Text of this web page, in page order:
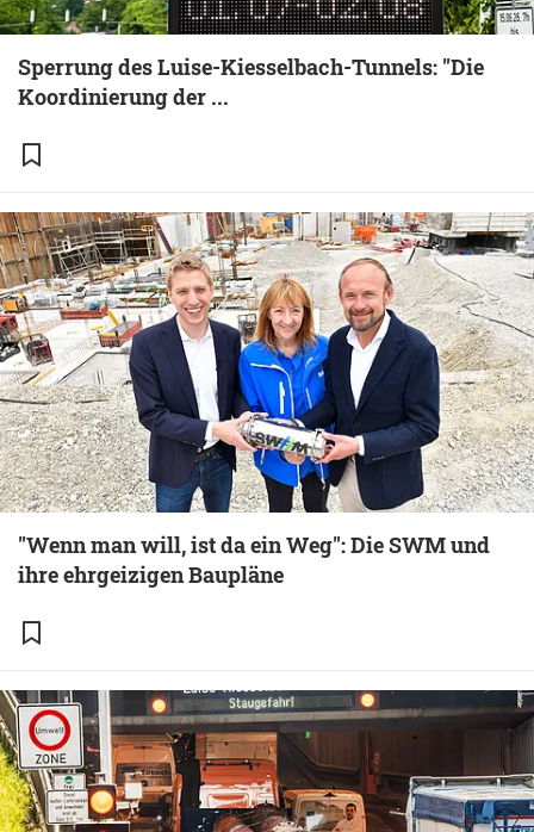
Sperrung des Luise-Kiesselbach-Tunnels: "Die
Koordinierung der ...
"Wenn man will, ist da ein Weg": Die SWM und
ihre ehrgeizigen Baupläne